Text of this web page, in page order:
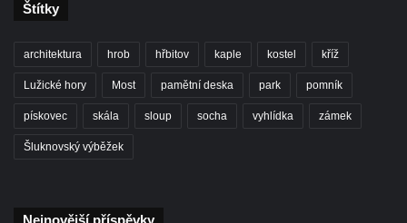
Hrobčic
Socha svatého Antonína poustevníka v
Mirošovicích
Štítky
architektura hrob hřbitov kaple kostel kříž
Lužické hory Most pamětní deska park pomník
pískovec skála sloup socha vyhlídka zámek
Šluknovský výběžek